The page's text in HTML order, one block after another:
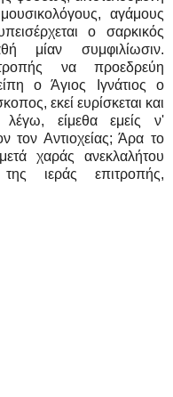
αγάμους
ο σαρκικός
μίαν συμφιλίωσιν.
να προεδρεύη
ο Άγιος Ιγνάτιος ο
εκεί ευρίσκεται και
είμεθα εμείς ν'
τον Αντιοχείας; Άρα το
χαράς ανεκλαλήτου
ιεράς επιτροπής,